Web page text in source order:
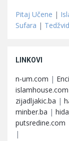
Pitaj Učene |
Sufara | Tedžvid
LINKOVI
n-um.com |
islamhouse.com
zijadljakic.ba |
minber.ba |
putsredine.com
|